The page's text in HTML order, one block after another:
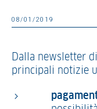
08/01/2019
Dalla newsletter
principali notizie